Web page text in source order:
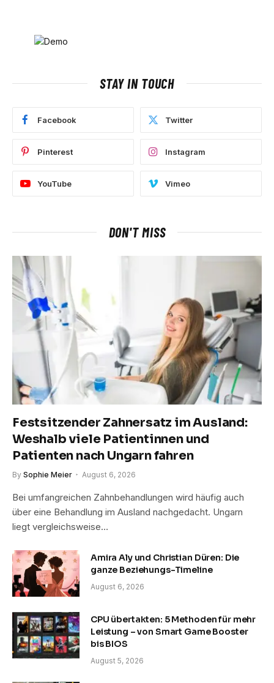
STAY IN TOUCH
Facebook Twitter
Pinterest Instagram
YouTube Vimeo
DON'T MISS
Festsitzender Zahnersatz im Ausland:
Weshalb viele Patientinnen und
Patienten nach Ungarn fahren
By Sophie Meier August 6, 2026
Bei umfangreichen Zahnbehandlungen wird häufig auch
über eine Behandlung im Ausland nachgedacht. Ungarn
liegt vergleichsweise…
Amira Aly und Christian Düren: Die
ganze Beziehungs-Timeline
August 6, 2026
CPU übertakten: 5 Methoden für mehr
Leistung – von Smart Game Booster
bis BIOS
August 5, 2026